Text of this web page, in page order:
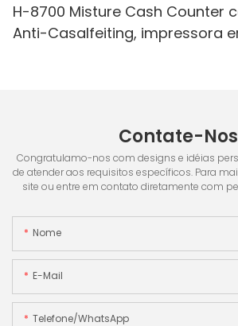
H-8700 Misture Cash Counter
Anti-Casalfeiting, impressora
Contate-Nos
Congratulamo-nos com designs e idéias
de atender aos requisitos específicos. Para
site ou entre em contato diretamente com
Nome
E-Mail
Telefone/WhatsApp